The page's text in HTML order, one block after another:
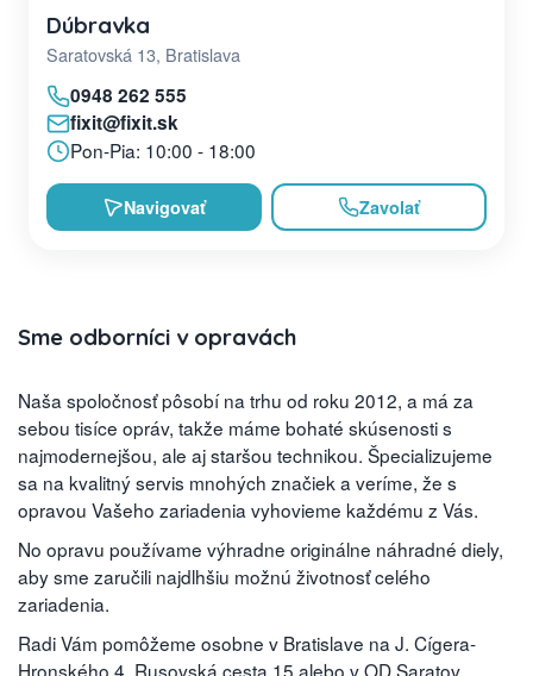
Dúbravka
Saratovská 13, Bratislava
0948 262 555
fixit@fixit.sk
Pon-Pia: 10:00 - 18:00
Navigovať Zavolať
Sme odborníci v opravách
Naša spoločnosť pôsobí na trhu od roku 2012, a má za
sebou tisíce opráv, takže máme bohaté skúsenosti s
najmodernejšou, ale aj staršou technikou. Špecializujeme
sa na kvalitný servis mnohých značiek a veríme, že s
opravou Vašeho zariadenia vyhovieme každému z Vás.
No opravu používame výhradne originálne náhradné diely,
aby sme zaručili najdlhšiu možnú životnosť celého
zariadenia.
Radi Vám pomôžeme osobne v Bratislave na J. Cígera-
Hronského 4, Rusovská cesta 15 alebo v OD Saratov,